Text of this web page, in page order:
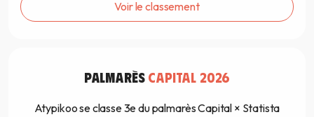
Voir le classement
PALMARÈS CAPITAL 2026
Atypikoo se classe 3e du palmarès Capital × Statista